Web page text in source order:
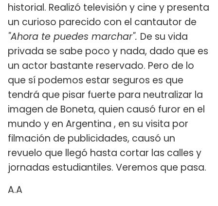
historial. Realizó televisión y cine y presenta
un curioso parecido con el cantautor de
"Ahora te puedes marchar". De su vida
privada se sabe poco y nada, dado que es
un actor bastante reservado. Pero de lo
que sí podemos estar seguros es que
tendrá que pisar fuerte para neutralizar la
imagen de Boneta, quien causó furor en el
mundo y en Argentina , en su visita por
filmación de publicidades, causó un
revuelo que llegó hasta cortar las calles y
jornadas estudiantiles. Veremos que pasa.
A.A